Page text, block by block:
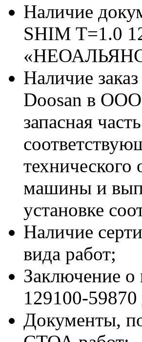
Наличие
SHIM T=1.0
Наличие
Doosan в
запасная
машины и
установке
Наличие
вида работ;
Заключение о
129100-
Документы,